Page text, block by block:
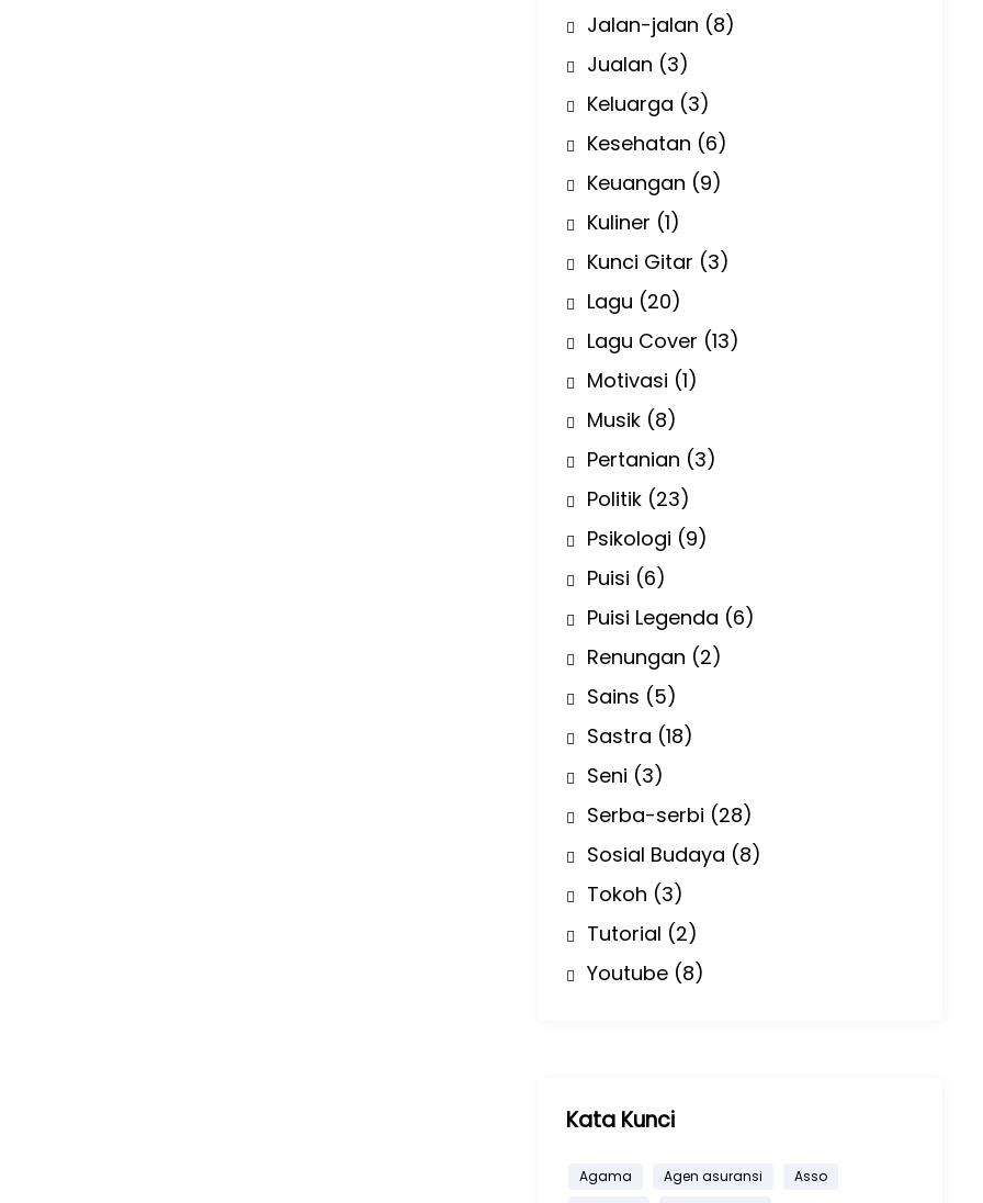
Jalan-jalan (8)
Jualan (3)
Keluarga (3)
Kesehatan (6)
Keuangan (9)
Kuliner (1)
Kunci Gitar (3)
Lagu (20)
Lagu Cover (13)
Motivasi (1)
Musik (8)
Pertanian (3)
Politik (23)
Psikologi (9)
Puisi (6)
Puisi Legenda (6)
Renungan (2)
Sains (5)
Sastra (18)
Seni (3)
Serba-serbi (28)
Sosial Budaya (8)
Tokoh (3)
Tutorial (2)
Youtube (8)
Kata Kunci
Agama Agen asuransi
Asso